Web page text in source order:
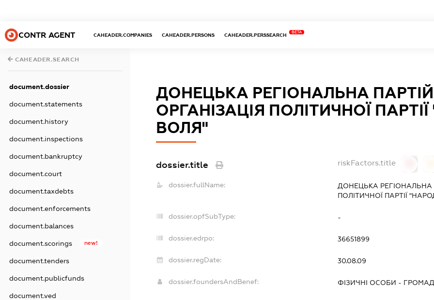
CONTR AGENT CAHEADER.COMPANIES CAHEADER.PERSONS CAHEADER.PERSSEARCH
BETA
CAHEADER.SEARCH
document.dossier
document.statements
document.history
document.inspections
document.bankruptcy
document.court
document.taxdebts
document.enforcements
document.balances
document.scorings new!
document.tenders
document.publicfunds
document.ved
ДОНЕЦЬКА РЕГІОНАЛЬНА
ОРГАНІЗАЦІЯ ПОЛІТИЧНОЇ
ВОЛЯ"
dossier.title riskFactors.title
dossier.fullName:
ДОНЕЦЬКА РЕГІОНАЛЬНА
ПОЛІТИЧНОЇ ПАРТІЇ
dossier.opfSubType: -
dossier.edrpo: 36651899
dossier.regDate: 30.08.09
dossier.foundersAndBenef: ФІЗИЧНІ ОСОБИ -